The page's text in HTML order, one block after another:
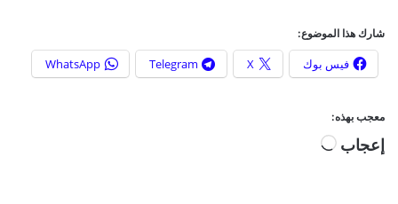
شارك هذا الموضوع:
فيس بوك X
Telegram
WhatsApp
معجب بهذه:
إعجاب